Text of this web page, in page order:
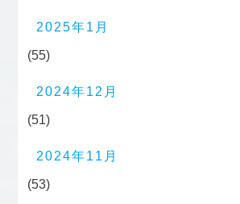
2025年1月
(55)
2024年12月
(51)
2024年11月
(53)